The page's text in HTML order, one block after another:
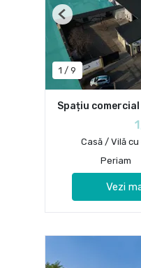
1 / 9
Previous
Spațiu
Casă / Vilă
Periam
Vezi